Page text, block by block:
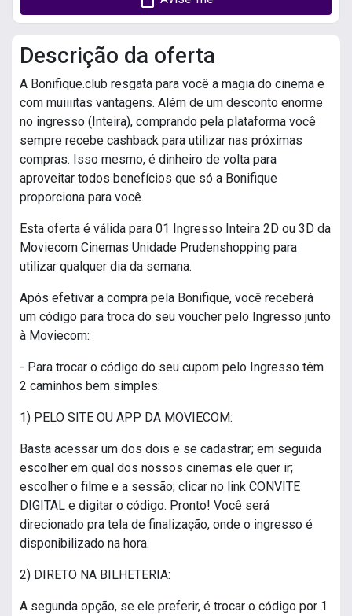
Descrição da oferta
A Bonifique.club resgata para você a magia do cinema e
com muiiiitas vantagens. Além de um desconto enorme
no ingresso (Inteira), comprando pela plataforma você
sempre recebe cashback para utilizar nas próximas
compras. Isso mesmo, é dinheiro de volta para
aproveitar todos benefícios que só a Bonifique
proporciona para você.
Esta oferta é válida para 01 Ingresso Inteira 2D ou 3D da
Moviecom Cinemas Unidade Prudenshopping para
utilizar qualquer dia da semana.
Após efetivar a compra pela Bonifique, você receberá
um código para troca do seu voucher pelo Ingresso junto
à Moviecom:
- Para trocar o código do seu cupom pelo Ingresso têm
2 caminhos bem simples:
1) PELO SITE OU APP DA MOVIECOM:
Basta acessar um dos dois e se cadastrar; em seguida
escolher em qual dos nossos cinemas ele quer ir;
escolher o filme e a sessão; clicar no link CONVITE
DIGITAL e digitar o código. Pronto! Você será
direcionado pra tela de finalização, onde o ingresso é
disponibilizado na hora.
2) DIRETO NA BILHETERIA:
A segunda opção, se ele preferir, é trocar o código por 1